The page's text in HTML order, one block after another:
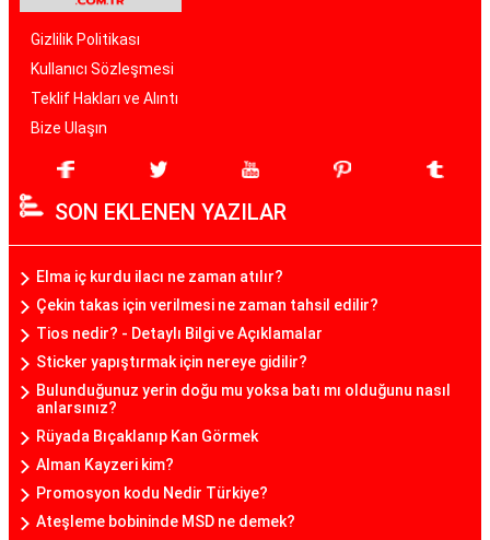
Gizlilik Politikası
Kullanıcı Sözleşmesi
Teklif Hakları ve Alıntı
Bize Ulaşın
SON EKLENEN YAZILAR
Elma iç kurdu ilacı ne zaman atılır?
Çekin takas için verilmesi ne zaman tahsil edilir?
Tios nedir? - Detaylı Bilgi ve Açıklamalar
Sticker yapıştırmak için nereye gidilir?
Bulunduğunuz yerin doğu mu yoksa batı mı olduğunu nasıl
anlarsınız?
Rüyada Bıçaklanıp Kan Görmek
Alman Kayzeri kim?
Promosyon kodu Nedir Türkiye?
Ateşleme bobininde MSD ne demek?